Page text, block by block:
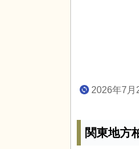
2026年7月
関東地方